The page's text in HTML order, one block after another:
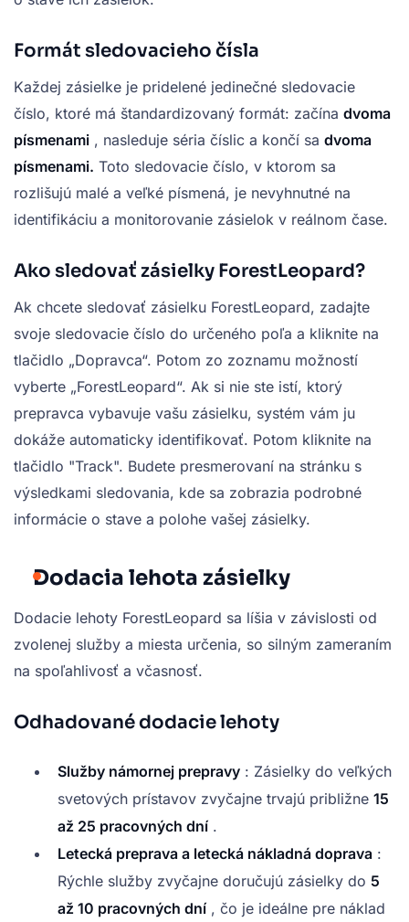
Formát sledovacieho čísla
Každej zásielke je pridelené jedinečné sledovacie
číslo, ktoré má štandardizovaný formát: začína dvoma
písmenami , nasleduje séria číslic a končí sa dvoma
písmenami. Toto sledovacie číslo, v ktorom sa
rozlišujú malé a veľké písmená, je nevyhnutné na
identifikáciu a monitorovanie zásielok v reálnom čase.
Ako sledovať zásielky ForestLeopard?
Ak chcete sledovať zásielku ForestLeopard, zadajte
svoje sledovacie číslo do určeného poľa a kliknite na
tlačidlo „Dopravca“. Potom zo zoznamu možností
vyberte „ForestLeopard“. Ak si nie ste istí, ktorý
prepravca vybavuje vašu zásielku, systém vám ju
dokáže automaticky identifikovať. Potom kliknite na
tlačidlo "Track". Budete presmerovaní na stránku s
výsledkami sledovania, kde sa zobrazia podrobné
informácie o stave a polohe vašej zásielky.
Dodacia lehota zásielky
Dodacie lehoty ForestLeopard sa líšia v závislosti od
zvolenej služby a miesta určenia, so silným zameraním
na spoľahlivosť a včasnosť.
Odhadované dodacie lehoty
Služby námornej prepravy : Zásielky do veľkých
svetových prístavov zvyčajne trvajú približne 15
až 25 pracovných dní .
Letecká preprava a letecká nákladná doprava :
Rýchle služby zvyčajne doručujú zásielky do 5
až 10 pracovných dní , čo je ideálne pre náklad